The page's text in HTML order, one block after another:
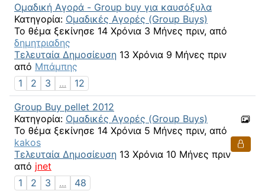
Ομαδική Αγορά - Group buy για καυσόξυλα
Κατηγορία: Ομαδικές Αγορές (Group Buys)
Το θέμα ξεκίνησε 14 Χρόνια 3 Μήνες πριν, από
δημητριαδης
Τελευταία Δημοσίευση 13 Χρόνια 9 Μήνες πριν
από Μπάμπης
1
2 3 ...
12
Group Buy pellet 2012
Κατηγορία: Ομαδικές Αγορές (Group Buys)
Το θέμα ξεκίνησε 14 Χρόνια 5 Μήνες πριν, από
kakos
Τελευταία Δημοσίευση 13 Χρόνια 10 Μήνες πριν
από jnet
1
2 3 ...
48